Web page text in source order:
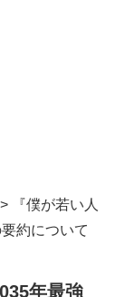
>
『僕が若い人
約について
年最強